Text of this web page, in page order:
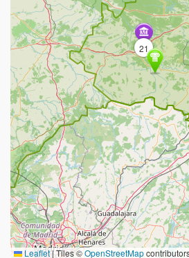
21
Leaflet|Tiles ©OpenStreetMap